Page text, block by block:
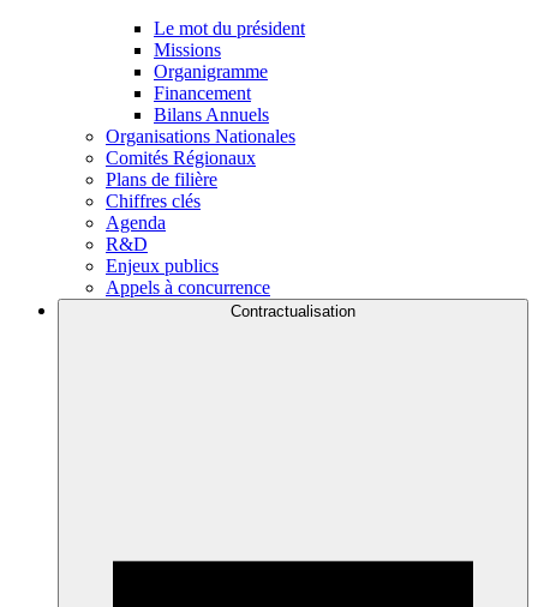
Le mot du président
Missions
Organigramme
Financement
Bilans Annuels
Organisations Nationales
Comités Régionaux
Plans de filière
Chiffres clés
Agenda
R&D
Enjeux publics
Appels à concurrence
Contractualisation